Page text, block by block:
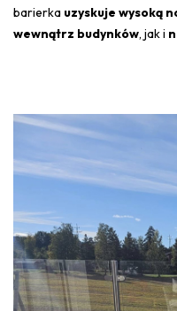
barierka uzyskuje wysoką
wewnątrz budynków, jak i